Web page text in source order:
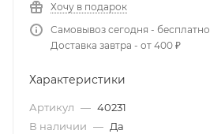
Хочу в подарок
Самовывоз сегодня - бесплатно
Доставка завтра - от 400 ₽
Характеристики
Артикул — 40231
В наличии — Да